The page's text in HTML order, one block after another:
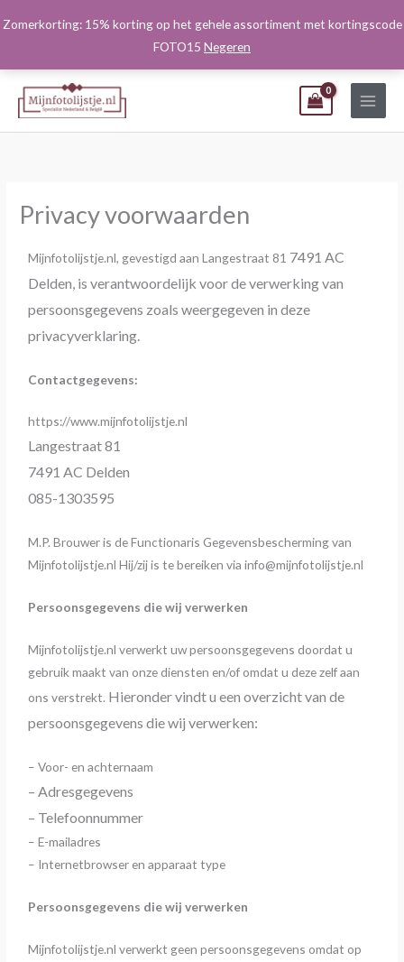
Zomerkorting: 15% korting op het gehele assortiment met kortingscode
FOTO15 Negeren
naar
Privacy voorwaarden
Mijnfotolijstje.nl, gevestigd aan Langestraat 81 7491 AC
Delden, is verantwoordelijk voor de verwerking van
persoonsgegevens zoals weergegeven in deze
privacyverklaring.
Contactgegevens:
https://www.mijnfotolijstje.nl
Langestraat 81
7491 AC Delden
085-1303595
M.P. Brouwer is de Functionaris Gegevensbescherming van
Mijnfotolijstje.nl Hij/zij is te bereiken via info@mijnfotolijstje.nl
Persoonsgegevens die wij verwerken
Mijnfotolijstje.nl verwerkt uw persoonsgegevens doordat u
gebruik maakt van onze diensten en/of omdat u deze zelf aan
ons verstrekt. Hieronder vindt u een overzicht van de
persoonsgegevens die wij verwerken:
– Voor- en achternaam
– Adresgegevens
– Telefoonnummer
– E-mailadres
– Internetbrowser en apparaat type
Persoonsgegevens die wij verwerken
Mijnfotolijstje.nl verwerkt geen persoonsgegevens omdat op